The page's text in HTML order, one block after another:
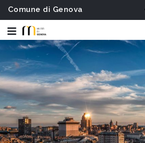
Comune di Genova